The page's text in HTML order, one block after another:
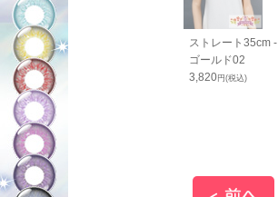
テールベー
ールド02
円(税込)
ストレート35cm -
ゴールド02
3,820円(税込)